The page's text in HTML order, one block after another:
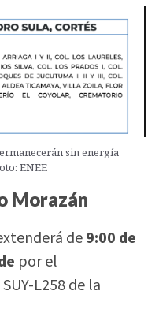
sin energía
ENEE
Morazán
de9:00 de
por el
L258 de la